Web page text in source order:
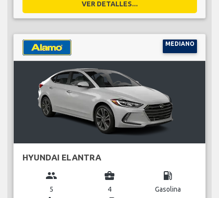
VER DETALLES...
MEDIANO
HYUNDAI ELANTRA
group
5
business_center
4
local_gas_station
Gasolina